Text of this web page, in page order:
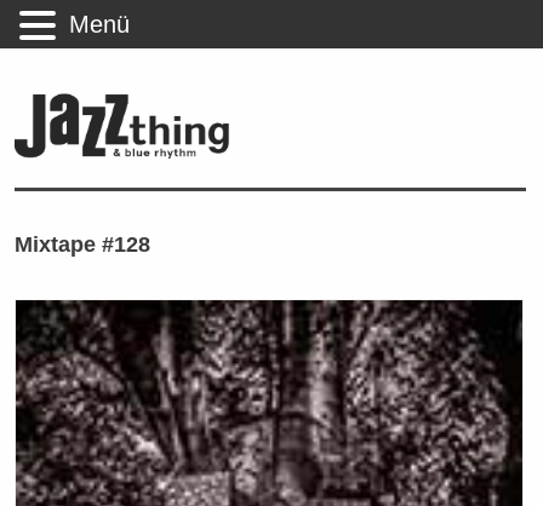
Mixtape #128
Menü